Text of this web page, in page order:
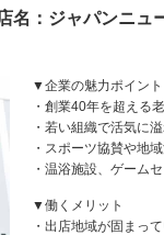
名：ジャパンニュ
▼企業の魅力ポイント
・創業40年を超える
・若い組織で活気に
・スポーツ協賛や地
・温浴施設、ゲーム
▼働くメリット
・出店地域が固まっ